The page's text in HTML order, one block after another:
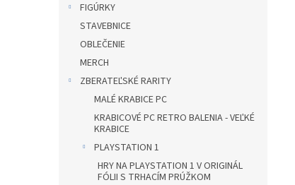
FIGÚRKY
STAVEBNICE
OBLEČENIE
MERCH
ZBERATEĽSKÉ RARITY
MALÉ KRABICE PC
KRABICOVÉ PC RETRO BALENIA - VEĽKÉ
KRABICE
PLAYSTATION 1
HRY NA PLAYSTATION 1 V ORIGINÁL
FÓLII S TRHACÍM PRÚŽKOM